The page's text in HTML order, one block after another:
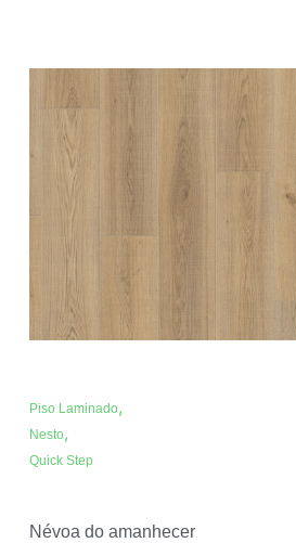
Piso Laminado,
Nesto,
Quick Step
Névoa do amanhecer